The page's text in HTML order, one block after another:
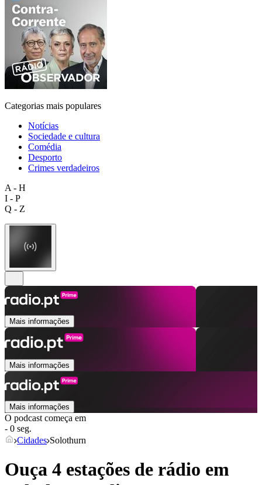
Categorias mais populares
Notícias
Sociedade e cultura
Comédia
Desporto
Crimes verdadeiros
A - H
I - P
Q - Z
Mais informações
Mais informações
Mais informações
O podcast começa em
- 0 seg.
Cidades Solothurn
Ouça 4 estações de rádio em